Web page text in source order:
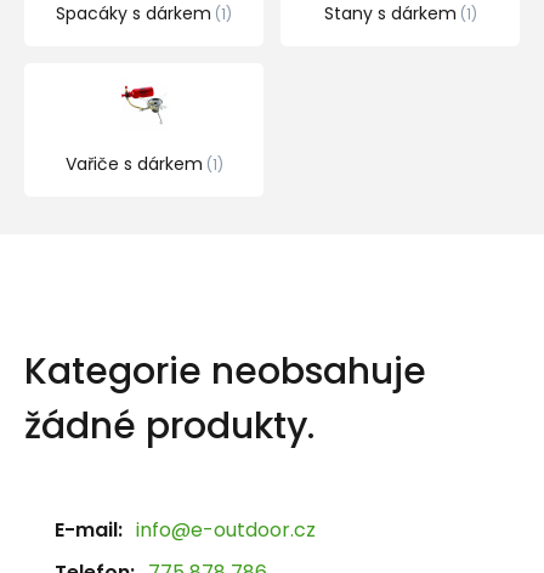
Spacáky s dárkem 1 Stany s dárkem 1
Vařiče s dárkem 1
Kategorie neobsahuje
žádné produkty.
E-mail: info@e-outdoor.cz